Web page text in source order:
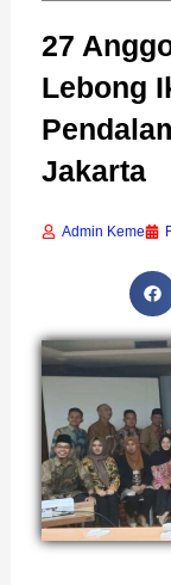
27
Lebong
Jakarta
Admin Keme